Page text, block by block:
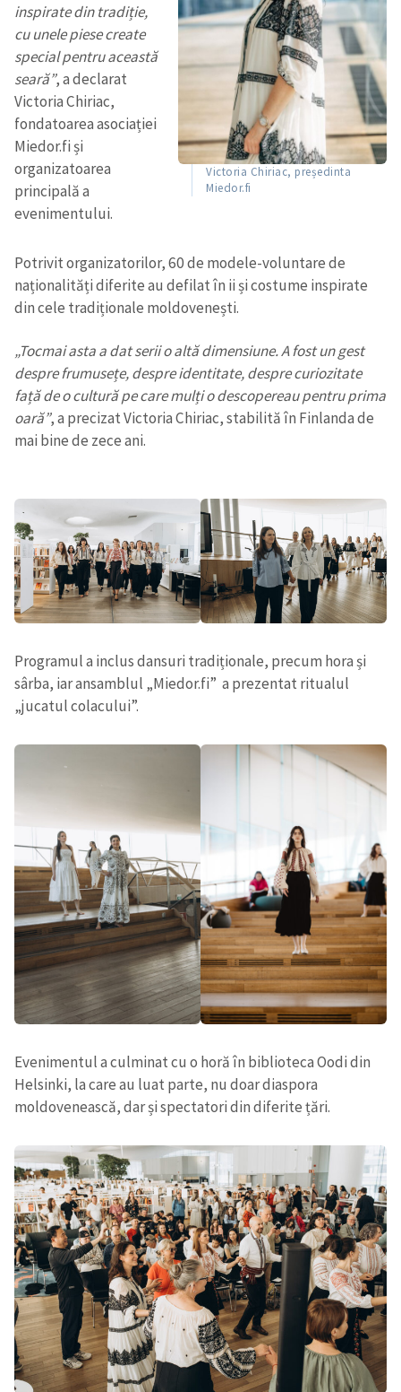
Trimite o informație
Despre ZdG
in English
на русском
Victoria Chiriac, președinta
Miedor.fi
inspirate din tradiție,
cu unele piese create
special pentru această
seară”, a declarat
Victoria Chiriac,
fondatoarea asociației
Miedor.fi și
organizatoarea
principală a
evenimentului.
Potrivit organizatorilor, 60 de modele-voluntare de
naționalități diferite au defilat în ii și costume inspirate
din cele tradiționale moldovenești.
„Tocmai asta a dat serii o altă dimensiune. A fost un gest
despre frumusețe, despre identitate, despre curiozitate
față de o cultură pe care mulți o descopereau pentru prima
oară”, a precizat Victoria Chiriac, stabilită în Finlanda de
mai bine de zece ani.
Programul a inclus dansuri tradiționale, precum hora și
sârba, iar ansamblul „Miedor.fi” a prezentat ritualul
„jucatul colacului”.
Evenimentul a culminat cu o horă în biblioteca Oodi din
Helsinki, la care au luat parte, nu doar diaspora
moldovenească, dar și spectatori din diferite țări.